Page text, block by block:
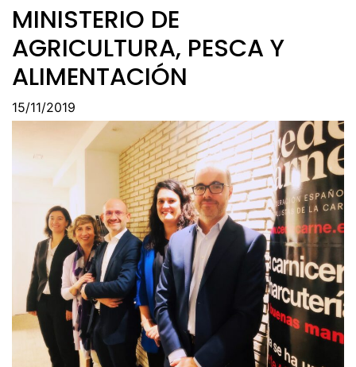
MINISTERIO DE
AGRICULTURA, PESCA Y
ALIMENTACIÓN
15/11/2019